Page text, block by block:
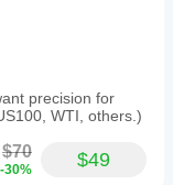
precision for
WTI, others.)
$70
-30% $49